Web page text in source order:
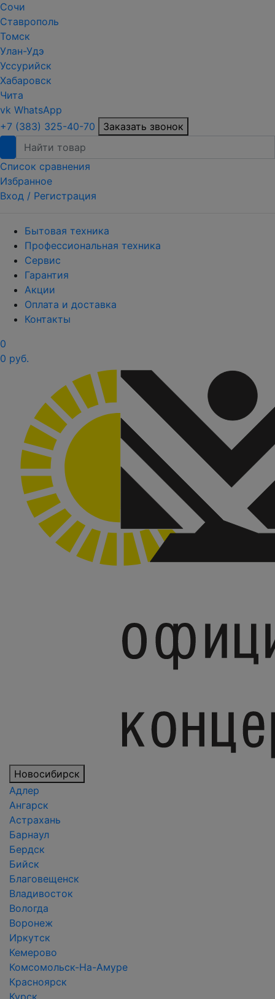
Сочи
Ставрополь
Томск
Улан-Удэ
Уссурийск
Хабаровск
Чита
vk WhatsApp
+7 (383) 325-40-70
Заказать звонок
Список сравнения
Избранное
Вход / Регистрация
Бытовая техника
Профессиональная техника
Сервис
Гарантия
Акции
Оплата и доставка
Контакты
0
0 руб.
Новосибирск
Адлер
Ангарск
Астрахань
Барнаул
Бердск
Бийск
Благовещенск
Владивосток
Вологда
Воронеж
Иркутск
Кемерово
Комсомольск-На-Амуре
Красноярск
Курск